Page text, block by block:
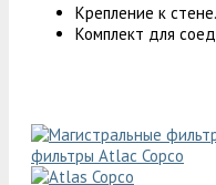
Крепление к стене.
Комплект для
фильтры Atlac Copco